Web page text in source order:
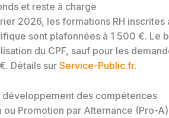
et reste à charge
2026, les formations RH
sont plafonnées à 1 500 €. Le
du CPF, sauf pour les
Détails sur Service-Public.fr.
développement des compétences
ou Promotion par Alternance (Pro-